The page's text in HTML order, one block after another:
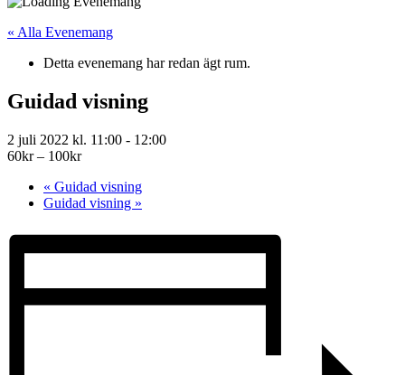
« Alla Evenemang
Detta evenemang har redan ägt rum.
Guidad visning
2 juli 2022 kl. 11:00 - 12:00
60kr – 100kr
« Guidad visning
Guidad visning »